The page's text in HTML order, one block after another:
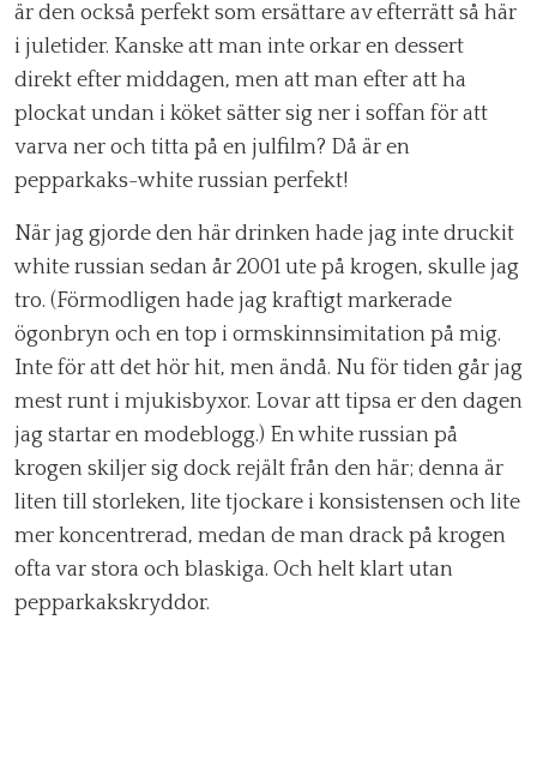
är den också perfekt som ersättare av efterrätt så här
i juletider. Kanske att man inte orkar en dessert
direkt efter middagen, men att man efter att ha
plockat undan i köket sätter sig ner i soffan för att
varva ner och titta på en julfilm? Då är en
pepparkaks-white russian perfekt!
När jag gjorde den här drinken hade jag inte druckit
white russian sedan år 2001 ute på krogen, skulle jag
tro. (Förmodligen hade jag kraftigt markerade
ögonbryn och en top i ormskinnsimitation på mig.
Inte för att det hör hit, men ändå. Nu för tiden går jag
mest runt i mjukisbyxor. Lovar att tipsa er den dagen
jag startar en modeblogg.) En white russian på
krogen skiljer sig dock rejält från den här; denna är
liten till storleken, lite tjockare i konsistensen och lite
mer koncentrerad, medan de man drack på krogen
ofta var stora och blaskiga. Och helt klart utan
pepparkakskryddor.